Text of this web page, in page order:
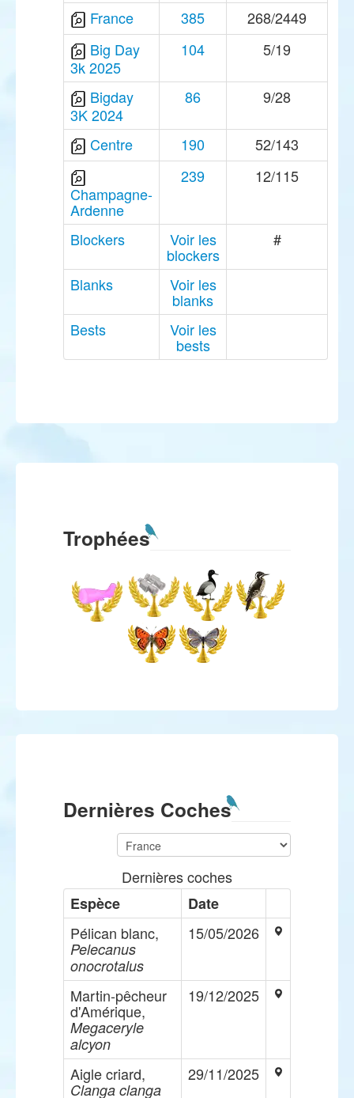
France 385
268/2449
Big Day
3k 2025
104 5/19
Bigday
3K 2024
86 9/28
Centre 190 52/143
Champagne-
Ardenne
239 12/115
Blockers Voir les
blockers
#
Blanks Voir les
blanks
Bests
Voir les
bests
Trophées
Dernières Coches
Dernières coches
Espèce
Date
Pélican blanc,
Pelecanus
onocrotalus
15/05/2026
Martin-pêcheur
d'Amérique,
Megaceryle
alcyon
19/12/2025
Aigle criard,
Clanga clanga
29/11/2025